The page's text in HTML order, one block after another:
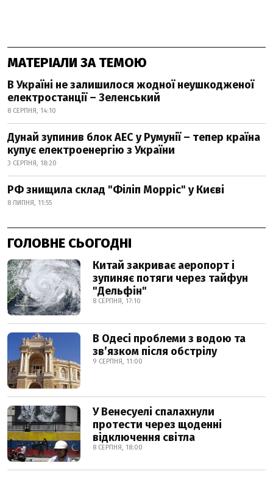
МАТЕРІАЛИ ЗА ТЕМОЮ
В Україні не залишилося жодної неушкодженої
електростанції – Зеленський
8 СЕРПНЯ, 14:10
Дунай зупинив блок АЕС у Румунії – тепер країна
купує електроенергію з України
3 СЕРПНЯ, 18:20
РФ знищила склад "Філіп Морріс" у Києві
8 ЛИПНЯ, 11:55
ГОЛОВНЕ СЬОГОДНІ
Китай закриває аеропорт і
зупиняє потяги через тайфун
"Дельфін"
8 СЕРПНЯ, 17:10
В Одесі проблеми з водою та
звʼязком після обстрілу
9 СЕРПНЯ, 11:00
У Венесуелі спалахнули
протести через щоденні
відключення світла
8 СЕРПНЯ, 18:00